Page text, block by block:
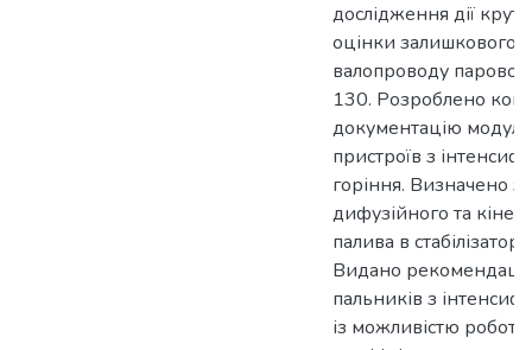
дослідження дії
оцінки залишкового
валопроводу
130. Розроблено
документацію
пристроїв з
горіння. Визначено
дифузійного та
палива в
Видано
пальників з
із можливістю роботи